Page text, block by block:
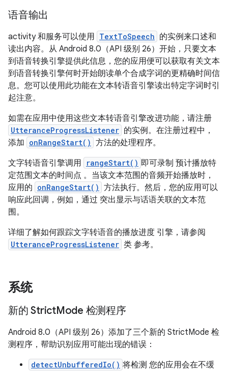
语音输出
activity 和服务可以使用 TextToSpeech 的实例来口述和
读出内容。从 Android 8.0（API 级别 26）开始，只要文本
到语音转换引擎提供此信息，您的应用便可以获取有关文本
到语音转换引擎何时开始朗读单个合成字词的更精确时间信
息。您可以使用此功能在文本转语音引擎读出特定字词时引
起注意。
如需在应用中使用这些文本转语音引擎改进功能，请注册
UtteranceProgressListener 的实例。在注册过程中，
添加 onRangeStart() 方法的处理程序。
文字转语音引擎调用
rangeStart() 即可录制 预计播放特
定范围文本的时间点 。当该文本范围的音频开始播放时，
应用的 onRangeStart() 方法执行。然后，您的应用可以
响应此回调，例如，通过 突出显示与话语关联的文本范
围。
详细了解如何跟踪文字转语音的播放进度 引擎，请参阅
UtteranceProgressListener 类 参考。
系统
新的 StrictMode 检测程序
Android 8.0（API 级别 26）添加了三个新的 StrictMode 检
测程序，帮助识别应用可能出现的错误：
detectUnbufferedIo() 将检测 您的应用会在不缓